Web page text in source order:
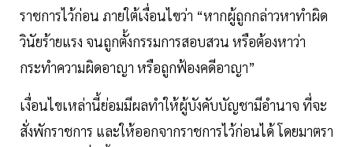
ราชการไว้ก่อน ภายใต้เงื่อนไขว่า “หากผู้ถูกกล่าวหาทำผิด
วินัยร้ายแรง จนถูกตั้งกรรมการสอบสวน หรือต้องหาว่า
กระทำความผิดอาญา หรือถูกฟ้องคดีอาญา”
เงื่อนไขเหล่านี้ย่อมมีผลทำให้ผู้บังคับบัญชามีอำนาจ ที่จะ
สั่งพักราชการ และให้ออกจากราชการไว้ก่อนได้ โดยมาตรา